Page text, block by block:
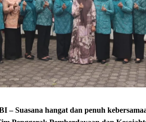
– Suasana hangat dan penuh